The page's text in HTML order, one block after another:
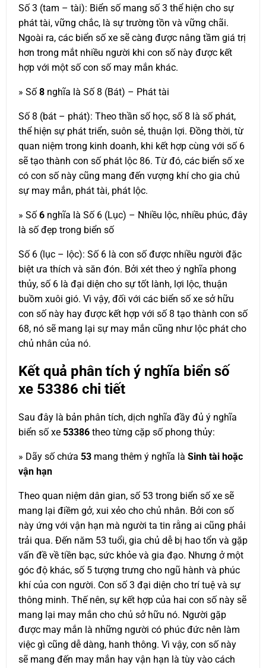
Số 3 (tam – tài): Biển số mang số 3 thể hiện cho sự
phát tài, vững chắc, là sự trường tồn và vững chãi.
Ngoài ra, các biển số xe sẽ càng được nâng tầm giá trị
hơn trong mắt nhiều người khi con số này được kết
hợp với một số con số may mắn khác.
» Số8 nghĩa là Số 8 (Bát) – Phát tài
Số 8 (bát – phát): Theo thần số học, số 8 là số phát,
thể hiện sự phát triển, suôn sẻ, thuận lợi. Đồng thời, từ
quan niệm trong kinh doanh, khi kết hợp cùng với số 6
sẽ tạo thành con số phát lộc 86. Từ đó, các biển số xe
có con số này cũng mang đến vượng khí cho gia chủ
sự may mắn, phát tài, phát lộc.
» Số6 nghĩa là Số 6 (Lục) – Nhiều lộc, nhiều phúc, đây
là số đẹp trong biển số
Số 6 (lục – lộc): Số 6 là con số được nhiều người đặc
biệt ưa thích và săn đón. Bởi xét theo ý nghĩa phong
thủy, số 6 là đại diện cho sự tốt lành, lợi lộc, thuận
buồm xuôi gió. Vì vậy, đối với các biển số xe sở hữu
con số này hay được kết hợp với số 8 tạo thành con số
68, nó sẽ mang lại sự may mắn cũng như lộc phát cho
chủ nhân của nó.
Kết quả phân tích ý nghĩa biển số
xe 53386 chi tiết
Sau đây là bản phân tích, dịch nghĩa đầy đủ ý nghĩa
biển số xe 53386 theo từng cặp số phong thủy:
» Dãy số chứa 53 mang thêm ý nghĩa là Sinh tài hoặc
vận hạn
Theo quan niệm dân gian, số 53 trong biển số xe sẽ
mang lại điềm gở, xui xẻo cho chủ nhân. Bởi con số
này ứng với vận hạn mà người ta tin rằng ai cũng phải
trải qua. Đến năm 53 tuổi, gia chủ dễ bị hao tổn và gặp
vấn đề về tiền bạc, sức khỏe và gia đạo. Nhưng ở một
góc độ khác, số 5 tượng trưng cho ngũ hành và phúc
khí của con người. Con số 3 đại diện cho trí tuệ và sự
thông minh. Thế nên, sự kết hợp của hai con số này sẽ
mang lại may mắn cho chủ sở hữu nó. Người gặp
được may mắn là những người có phúc đức nên làm
việc gì cũng dễ dàng, hanh thông. Vì vậy, con số này
sẽ mang đến may mắn hay vận hạn là tùy vào cách